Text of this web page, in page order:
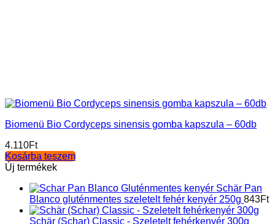
Biomenü Bio Cordyceps sinensis gomba kapszula – 60db
4.110Ft
Kosárba teszem
Új termékek
Schär Pan
Blanco gluténmentes szeletelt fehér kenyér 250g 843Ft
Schär (Schar) Classic - Szeletelt fehérkenyér 300g